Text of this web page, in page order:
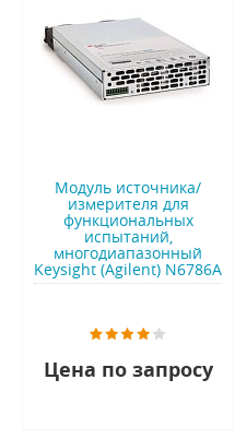
Модуль источника/
измерителя для
функциональных
испытаний,
многодиапазонный
Keysight (Agilent) N6786A
Цена по запросу